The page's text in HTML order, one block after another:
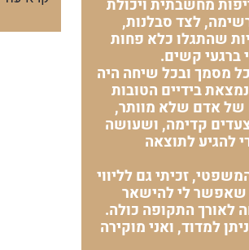
מחשבתית ויכולת
לצד סבלנות,
שהתגלו כלא פחות
ברגעי קשים.
מסמך ובכל שיחה היה
בידיים הטובות
של אדם שלא מוותר,
קדימה, ושעושה
להגיע לתוצאה
זכיתי גם לליווי
שאפשר לי להישאר
לאורך התקופה כולה.
למדוד, ואני מוקירה